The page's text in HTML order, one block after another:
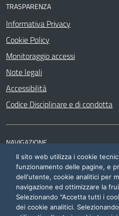
TRASPARENZA
Informativa Privacy
Cookie Policy
Monitoraggio accessi
Note legali
Accessibilità
Codice Disciplinare e di condotta
NAVIGAZIONE
Siti di interesse
Il sito web utilizza i cookie
funzionamento delle pagine, e
dell'utente, cookie analitici per
navigazione ed ottimizzare la
Selezionando "Accetta tutti i
dei cookie analitici.